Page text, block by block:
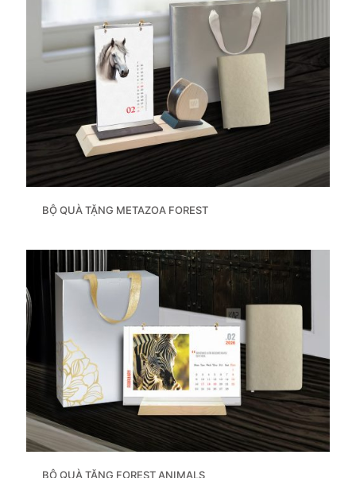
BỘ QUÀ TẶNG METAZOA FOREST
BỘ QUÀ TẶNG FOREST ANIMALS